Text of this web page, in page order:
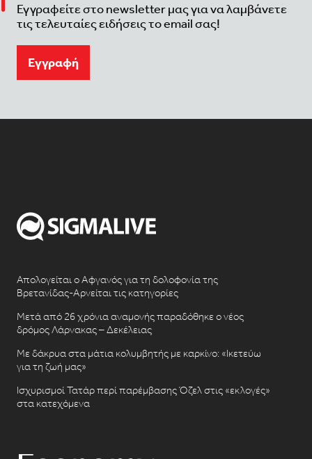
Εγγραφείτε στο newsletter μας για να λαμβάνετε
τις τελευταίες ειδήσεις το email σας!
Eγγραφή
Απολογείται ο Αφγανός για τη δολοφονία της
Βρετανίδας-Αρνείται τις κατηγορίες
Μετά από 26 χρόνια αναμονής παραδόθηκε ο νέος
δρόμος Λάρνακας – Δεκέλειας
Με δάκρυα στα μάτια κολυμβητής με καρκίνο: «Ικετεύω
για τη ζωή μας»
Ισχυρισμοί Τατάρ περί παρέμβασης Όζελ στις «εκλογές»
στα κατεχόμενα